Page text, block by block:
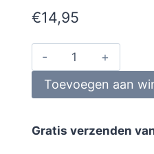
€14,95
Toevoegen aan
Gratis verzenden